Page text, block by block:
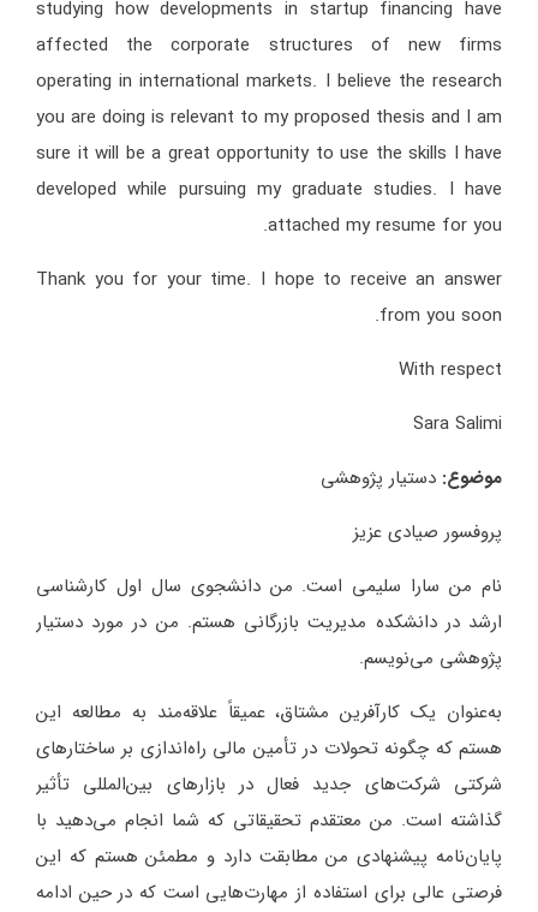
studying how developments in startup financing have
affected the corporate structures of new firms
operating in international markets. I believe the research
you are doing is relevant to my proposed thesis and I am
sure it will be a great opportunity to use the skills I have
developed while pursuing my graduate studies. I have
attached my resume for you.
Thank you for your time. I hope to receive an answer
from you soon.
With respect
Sara Salimi
موضوع: دستیار پژوهشی
پروفسور صیادی عزیز
نام من سارا سلیمی است. من دانشجوی سال اول کارشناسی
ارشد در دانشکده مدیریت بازرگانی هستم. من در مورد دستیار
پژوهشی می‌نویسم.
به‌عنوان یک کارآفرین مشتاق، عمیقاً علاقه‌مند به مطالعه این
هستم که چگونه تحولات در تأمین مالی راه‌اندازی بر ساختارهای
شرکتی شرکت‌های جدید فعال در بازارهای بین‌المللی تأثیر
گذاشته است. من معتقدم تحقیقاتی که شما انجام می‌دهید با
پایان‌نامه پیشنهادی من مطابقت دارد و مطمئن هستم که این
فرصتی عالی برای استفاده از مهارت‌هایی است که در حین ادامه